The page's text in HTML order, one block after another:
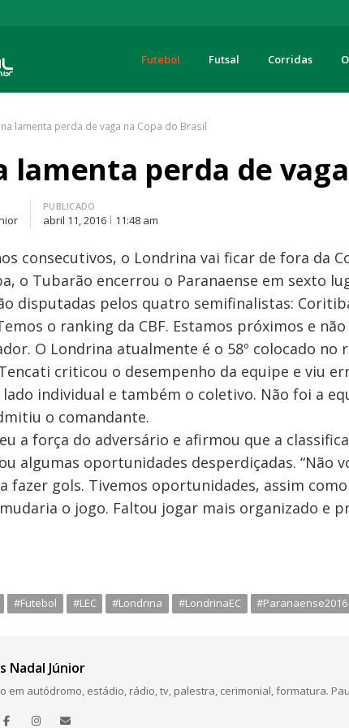
melhores coberturas
Futebol Futsal Corridas
lamenta perda de vaga na Copa do Brasil
lamenta perda de
PUBLICADO
abril 11, 2016 11:48 am
consecutivos, o Londrina vai ficar de fora da
o Tubarão encerrou o Paranaense em sexto
disputadas pelos quatro semifinalistas:
o ranking da CBF. Estamos próximos e
O Londrina atualmente é o 58º colocado no
criticou o desempenho da equipe e viu
individual e também o coletivo. Não foi a
o comandante.
a força do adversário e afirmou que a
algumas oportunidades desperdiçadas. “Não
fazer gols. Tivemos oportunidades, assim
o jogo. Faltou jogar mais organizado e
#Futebol #LEC #Londrina #LondrinaEC #Paranaense2016
Nadal Júnior
em autódromo, estádio, rádio, tv, palestra, cerimonial, formatura.